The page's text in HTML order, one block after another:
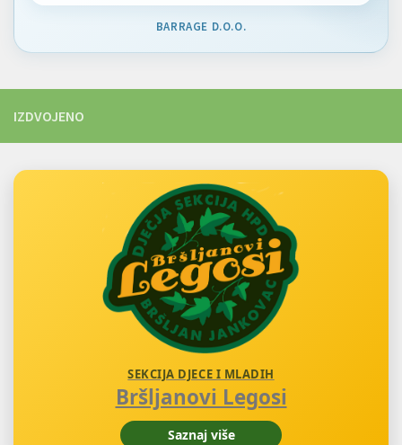
BARRAGE D.O.O.
IZDVOJENO
SEKCIJA DJECE I MLADIH
Bršljanovi Legosi
Saznaj više